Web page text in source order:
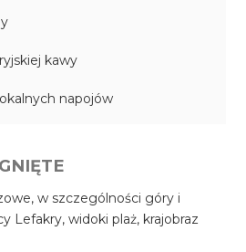
kawy
napojów
w szczególności góry i
Lefakry, widoki plaż, krajobraz